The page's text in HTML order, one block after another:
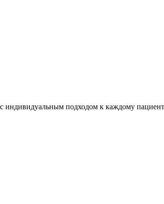
индивидуальным подходом к каждому